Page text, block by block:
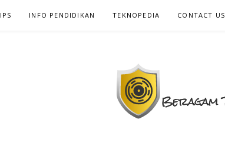
INFO PENDIDIKAN TEKNOPEDIA CONTACT US